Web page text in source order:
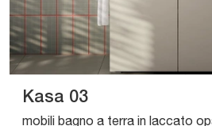
Kasa 03